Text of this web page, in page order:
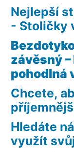
Nejlepší
- Stoličky
závěsný
pohodlná
Chcete,
Hledáte
využít